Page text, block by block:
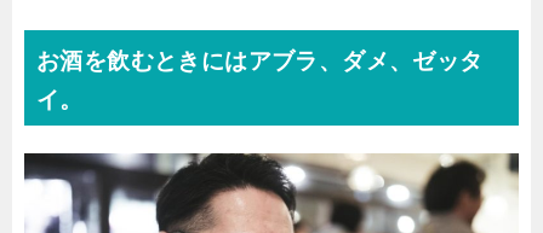
お酒を飲むときにはアブラ、ダメ、ゼッタ
イ。